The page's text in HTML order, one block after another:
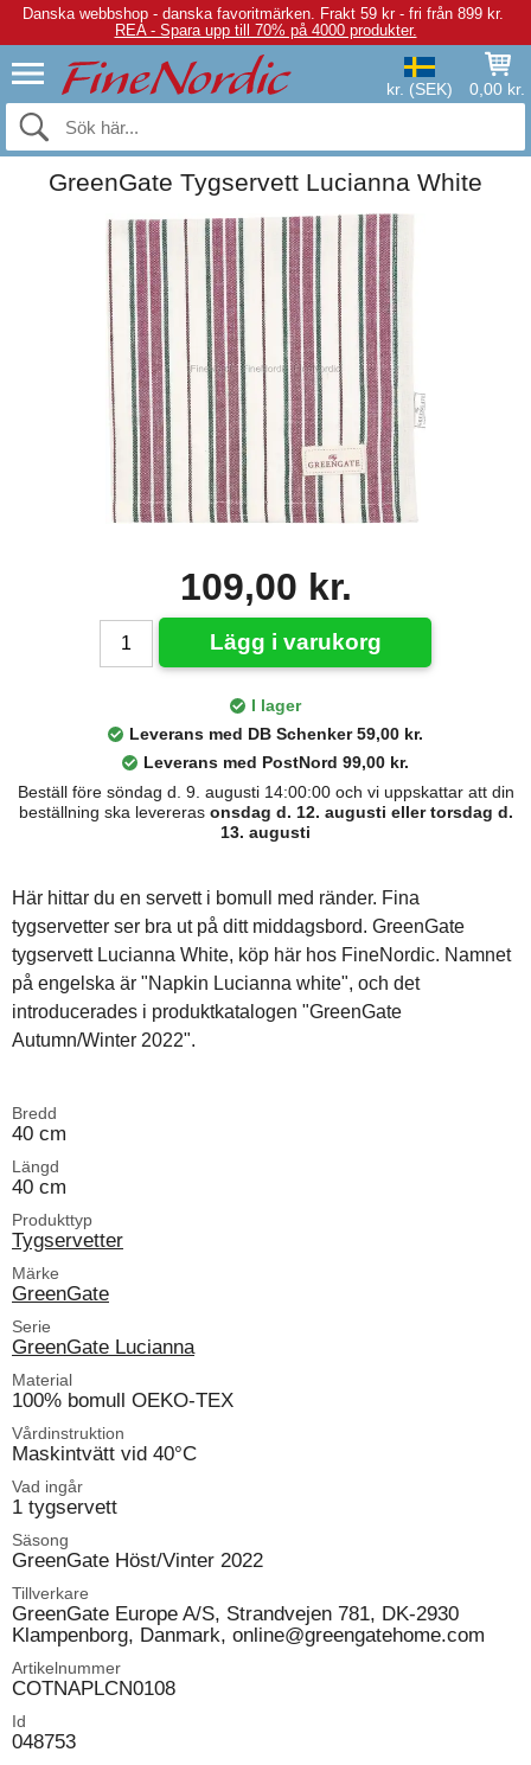
Danska webbshop - danska favoritmärken. Frakt 59 kr - fri från 899 kr.
REA - Spara upp till 70% på 4000 produkter.
kr. (SEK) 0,00 kr.
GreenGate Tygservett Lucianna White
109,00 kr.
Lägg i varukorg
I lager
Leverans med DB Schenker 59,00 kr.
Leverans med PostNord 99,00 kr.
Beställ före söndag d. 9. augusti 14:00:00 och vi uppskattar att din
beställning ska levereras onsdag d. 12. augusti eller torsdag d.
13. augusti
Här hittar du en servett i bomull med ränder. Fina
tygservetter ser bra ut på ditt middagsbord. GreenGate
tygservett Lucianna White, köp här hos FineNordic. Namnet
på engelska är "Napkin Lucianna white", och det
introducerades i produktkatalogen "GreenGate
Autumn/Winter 2022".
Bredd
40 cm
Längd
40 cm
Produkttyp
Tygservetter
Märke
GreenGate
Serie
GreenGate Lucianna
Material
100% bomull OEKO-TEX
Vårdinstruktion
Maskintvätt vid 40°C
Vad ingår
1 tygservett
Säsong
GreenGate Höst/Vinter 2022
Tillverkare
GreenGate Europe A/S, Strandvejen 781, DK-2930
Klampenborg, Danmark, online@greengatehome.com
Artikelnummer
COTNAPLCN0108
Id
048753